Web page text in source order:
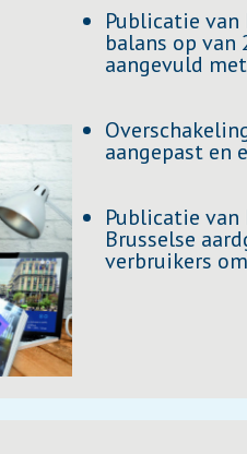
Publicatie van
balans op
aangevuld
aangepast en
Publicatie van
Brusselse
verbruikers